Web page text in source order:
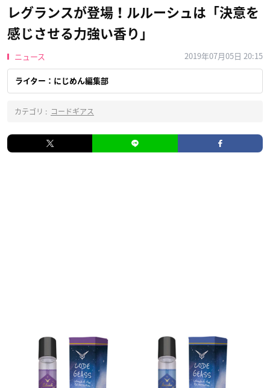
レグランスが登場！ルルーシュは「決意を
感じさせる力強い香り」
ニュース 2019年07月05日 20:15
ライター：にじめん編集部
カテゴリ : コードギアス